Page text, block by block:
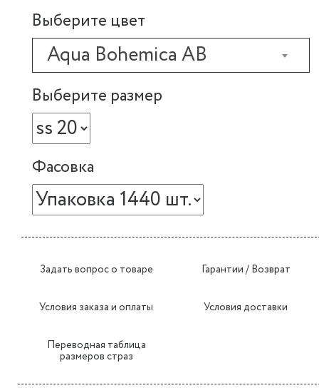
Выберите цвет
Aqua Bohemica AB
Выберите размер
Фасовка
Задать вопрос о товаре Гарантии / Возврат
Условия заказа и оплаты Условия доставки
Переводная таблица
размеров страз